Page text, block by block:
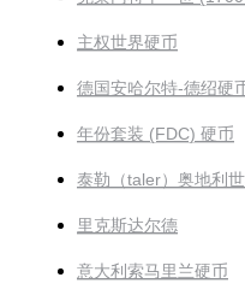
主权世界硬币
德国安哈尔特-德绍硬
年份套装 (FDC) 硬币
泰勒（taler）奥地利
里克斯达尔德
意大利索马里兰硬币